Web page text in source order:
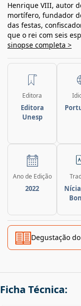
Henrique VIII, autor
mortífero, fundador
das festas,
que o rei com seis
sinopse completa >
Editora
Editora
Unesp
Ano de Edição
2022
Degustação
Ficha Técnica: